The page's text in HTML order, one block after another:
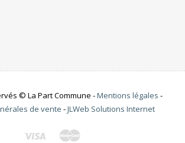
© La Part Commune -Mentions légales -
de vente -JLWeb Solutions Internet